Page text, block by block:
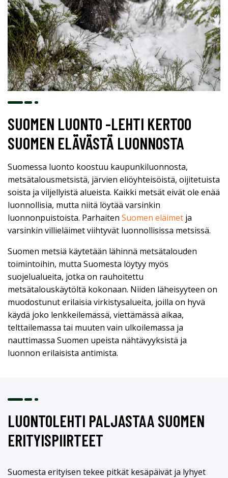
SUOMEN LUONTO -LEHTI KERTOO
SUOMEN ELÄVÄSTÄ LUONNOSTA
Suomessa luonto koostuu kaupunkiluonnosta,
metsätalousmetsistä, järvien eliöyhteisöistä, oijitetuista
soista ja viljellyistä alueista. Kaikki metsät eivät ole enää
luonnollisia, mutta niitä löytää varsinkin
luonnonpuistoista. Parhaiten Suomen eläimet ja
varsinkin villieläimet viihtyvät luonnollisissa metsissä.
Suomen metsiä käytetään lähinnä metsätalouden
toimintoihin, mutta Suomesta löytyy myös
suojelualueita, jotka on rauhoitettu
metsätalouskäytöltä kokonaan. Niiden läheisyyteen on
muodostunut erilaisia virkistysalueita, joilla on hyvä
käydä joko lenkkeilemässä, viettämässä aikaa,
telttailemassa tai muuten vain ulkoilemassa ja
nauttimassa Suomen upeista nähtävyyksistä ja
luonnon erilaisista antimista.
LUONTOLEHTI PALJASTAA SUOMEN
ERITYISPIIRTEET
Suomesta erityisen tekee pitkät kesäpäivät ja lyhyet